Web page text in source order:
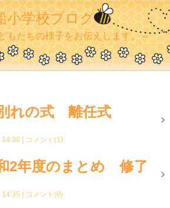
小学校ブログ
もたちの様子をお伝えします。～
れの式 離任式
コメント(1)
2年度のまとめ 修了
コメント(0)